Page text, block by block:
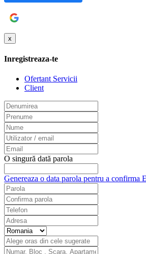
x
Inregistreaza-te
Ofertant Servicii
Client
O singură dată parola
Genereaza o data parola pentru a confirma